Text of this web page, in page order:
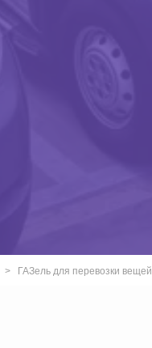
ГАЗель для перевозки вещей